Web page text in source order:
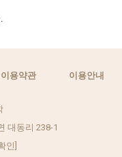
이용약관 이용안내
대동리 238-1
인]